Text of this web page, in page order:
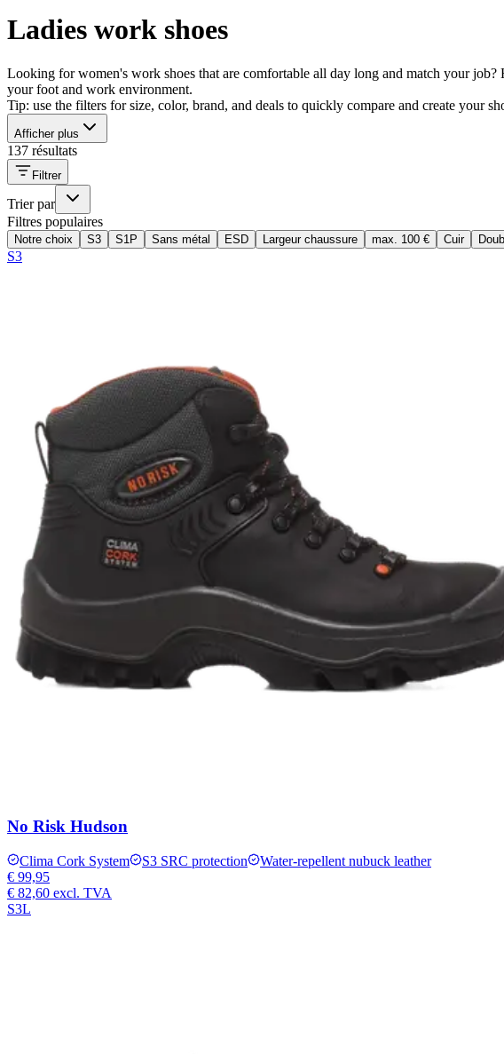
Ladies work shoes
Looking for women's work shoes that are comfortable all day long and match your
your foot and work environment.
Tip: use the filters for size, color, brand, and deals to quickly compare and create your
Afficher plus
137 résultats
Filtrer
Trier par
Filtres populaires
Notre choix S3 S1P Sans métal ESD Largeur chaussure max. 100 € Cuir
S3
No Risk Hudson
Clima Cork System S3 SRC protection
Water-repellent nubuck leather
€ 99,95
€ 82,60 excl. TVA
S3L